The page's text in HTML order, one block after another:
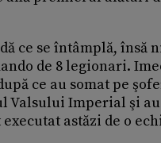
ce se întâmplă,
de 8 legionari.
ce au somat pe
Valsului Imperial şi
astăzi de o